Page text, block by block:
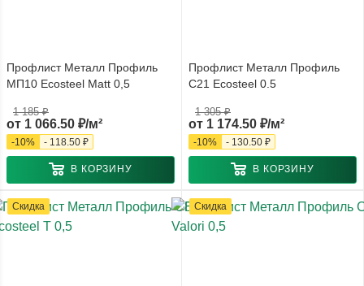
Профлист Металл Профиль
МП10 Ecosteel Matt 0,5
от 1 066.50 ₽/м²
1 185 ₽
-10% - 118.50 ₽
В КОРЗИНУ
Профлист Металл Профиль
С21 Ecosteel 0.5
от 1 174.50 ₽/м²
1 305 ₽
-10% - 130.50 ₽
В КОРЗИНУ
Скидка Скидка